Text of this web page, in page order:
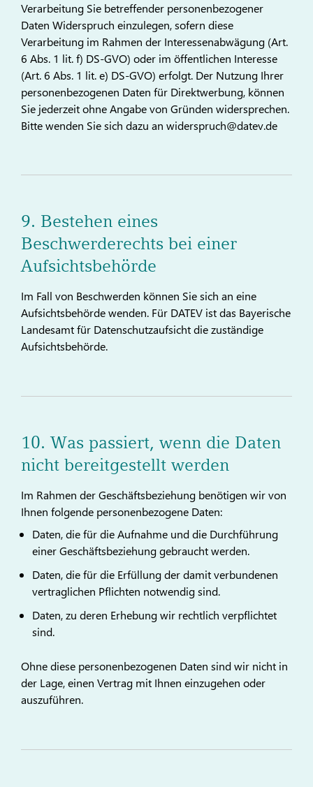
Verarbeitung Sie betreffender personenbezogener
Daten Widerspruch einzulegen, sofern diese
Verarbeitung im Rahmen der Interessenabwägung (Art.
6 Abs. 1 lit. f) DS-GVO) oder im öffentlichen Interesse
(Art. 6 Abs. 1 lit. e) DS-GVO) erfolgt. Der Nutzung Ihrer
personenbezogenen Daten für Direktwerbung, können
Sie jederzeit ohne Angabe von Gründen widersprechen.
Bitte wenden Sie sich dazu an widerspruch@datev.de
9. Bestehen eines
Beschwerderechts bei einer
Aufsichtsbehörde
Im Fall von Beschwerden können Sie sich an eine
Aufsichtsbehörde wenden. Für DATEV ist das Bayerische
Landesamt für Datenschutzaufsicht die zuständige
Aufsichtsbehörde.
10. Was passiert, wenn die Daten
nicht bereitgestellt werden
Im Rahmen der Geschäftsbeziehung benötigen wir von
Ihnen folgende personenbezogene Daten:
Daten, die für die Aufnahme und die Durchführung
einer Geschäftsbeziehung gebraucht werden.
Daten, die für die Erfüllung der damit verbundenen
vertraglichen Pflichten notwendig sind.
Daten, zu deren Erhebung wir rechtlich verpflichtet
sind.
Ohne diese personenbezogenen Daten sind wir nicht in
der Lage, einen Vertrag mit Ihnen einzugehen oder
auszuführen.